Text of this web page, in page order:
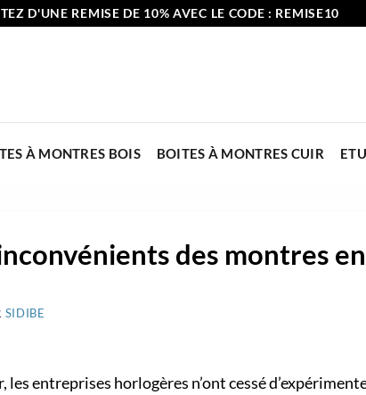
D'UNE REMISE DE 10% AVEC LE CODE : REMISE10
À MONTRES BOIS BOITES À MONTRES CUIR
des montres
SIDIBE
les entreprises horlogères n’ont cessé